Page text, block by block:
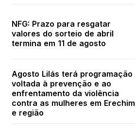
NFG: Prazo para resgatar
valores do sorteio de abril
termina em 11 de agosto
Agosto Lilás terá programação
voltada à prevenção e ao
enfrentamento da violência
contra as mulheres em Erechim
e região